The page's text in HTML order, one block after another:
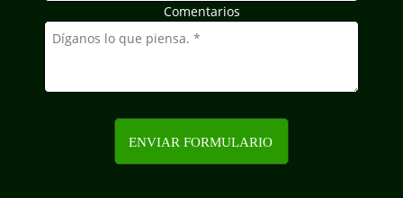
Comentarios
ENVIAR FORMULARIO